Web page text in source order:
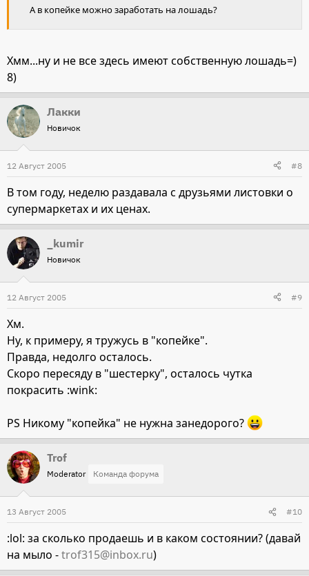
А в копейке можно заработать на лошадь?
Хмм...ну и не все здесь имеют собственную лошадь=)
8)
Лакки
Новичок
12 Август 2005 #8
В том году, неделю раздавала с друзьями листовки о
супермаркетах и их ценах.
_kumir
Новичок
12 Август 2005 #9
Хм.
Ну, к примеру, я тружусь в "копейке".
Правда, недолго осталось.
Скоро пересяду в "шестерку", осталось чутка
покрасить :wink:
PS Никому "копейка" не нужна занедорого?
Trof
Moderator Команда форума
13 Август 2005 #10
:lol: за сколько продаешь и в каком состоянии? (давай
на мыло -trof315@inbox.ru)